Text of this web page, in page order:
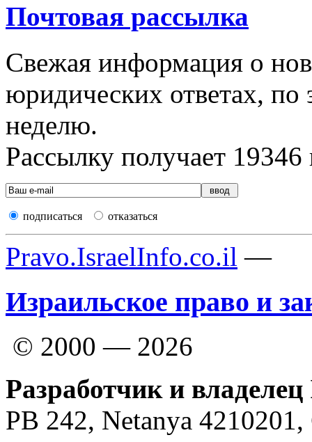
Почтовая рассылка
Свежая информация о
юридических ответах, по
неделю.
Рассылку получает 19346
подписаться отказаться
Pravo.IsraelInfo.co.il —
Израильское право и
© 2000 — 2026
Разработчик и
PB 242, Netanya